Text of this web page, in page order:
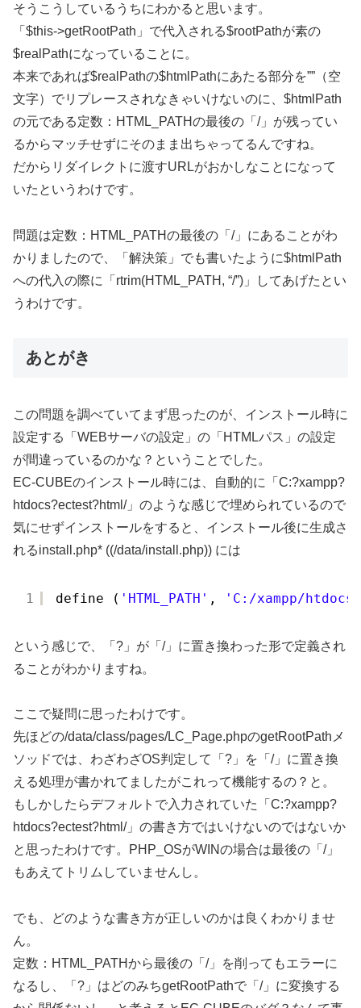
そうこうしているうちにわかると思います。
「$this->getRootPath」で代入される$rootPathが素の
$realPathになっていることに。
本来であれば$realPathの$htmlPathにあたる部分を””（空
文字）でリプレースされなきゃいけないのに、$htmlPath
の元である定数：HTML_PATHの最後の「/」が残ってい
るからマッチせずにそのまま出ちゃってるんですね。
だからリダイレクトに渡すURLがおかしなことになって
いたというわけです。
問題は定数：HTML_PATHの最後の「/」にあることがわ
かりましたので、「解決策」でも書いたように$htmlPath
への代入の際に「rtrim(HTML_PATH, “/”)」してあげたとい
うわけです。
あとがき
この問題を調べていてまず思ったのが、インストール時に
設定する「WEBサーバの設定」の「HTMLパス」の設定
が間違っているのかな？ということでした。
EC-CUBEのインストール時には、自動的に「C:?xampp?
htdocs?ectest?html/」のような感じで埋められているので
気にせずインストールをすると、インストール後に生成さ
れるinstall.php* ((/data/install.php)) には
1 define ( 'HTML_PATH' , 'C:/xampp/
という感じで、「?」が「/」に置き換わった形で定義され
ることがわかりますね。
ここで疑問に思ったわけです。
先ほどの/data/class/pages/LC_Page.phpのgetRootPathメ
ソッドでは、わざわざOS判定して「?」を「/」に置き換
える処理が書かれてましたがこれって機能するの？と。
もしかしたらデフォルトで入力されていた「C:?xampp?
htdocs?ectest?html/」の書き方ではいけないのではないか
と思ったわけです。PHP_OSがWINの場合は最後の「/」
もあえてトリムしていませんし。
でも、どのような書き方が正しいのかは良くわかりませ
ん。
定数：HTML_PATHから最後の「/」を削ってもエラーに
なるし、「?」はどのみちgetRootPathで「/」に変換する